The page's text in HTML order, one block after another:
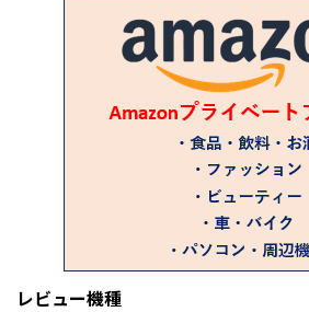
レビュー機種